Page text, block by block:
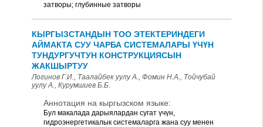
затворы; глубинные затворы
КЫРГЫЗСТАНДЫН ТОО ЭТЕКТЕРИНДЕГИ
АЙМАКТА СУУ ЧАРБА СИСТЕМАЛАРЫ ҮЧҮН
ТУНДУРГУЧТУН КОНСТРУКЦИЯСЫН
ЖАКШЫРТУУ
Логинов Г.И., Таалайбек уулу А., Фомин Н.А., Тойчубай
уулу А., Курумшиев Б.Б.
Аннотация на кыргызском языке:
Бул макалада дарыялардан сугат үчүн,
гидроэнергетикалык системаларга жана суу менен